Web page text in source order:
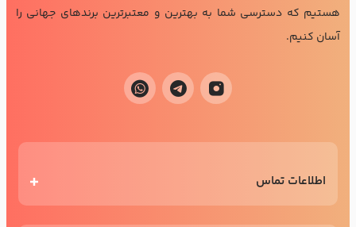
هستیم که دسترسی شما به بهترین و معتبرترین برندهای جهانی را
آسان کنیم.
اطلاعات تماس